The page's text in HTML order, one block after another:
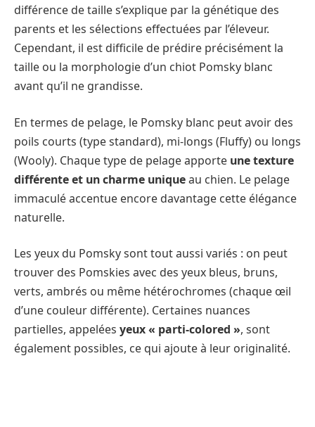
différence de taille s’explique par la génétique des
parents et les sélections effectuées par l’éleveur.
Cependant, il est difficile de prédire précisément la
taille ou la morphologie d’un chiot Pomsky blanc
avant qu’il ne grandisse.
En termes de pelage, le Pomsky blanc peut avoir des
poils courts (type standard), mi-longs (Fluffy) ou longs
(Wooly). Chaque type de pelage apporte une texture
différente et un charme uniqueau chien. Le pelage
immaculé accentue encore davantage cette élégance
naturelle.
Les yeux du Pomsky sont tout aussi variés : on peut
trouver des Pomskies avec des yeux bleus, bruns,
verts, ambrés ou même hétérochromes (chaque œil
d’une couleur différente). Certaines nuances
partielles, appelées yeux « parti-colored », sont
également possibles, ce qui ajoute à leur originalité.